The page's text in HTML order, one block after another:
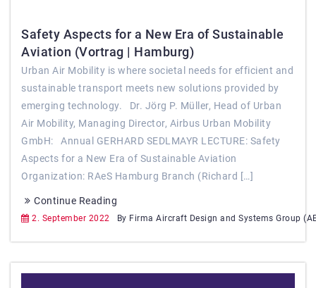
Safety Aspects for a New Era of Sustainable
Aviation (Vortrag | Hamburg)
Urban Air Mobility is where societal needs for efficient and
sustainable transport meets new solutions provided by
emerging technology. Dr. Jörg P. Müller, Head of Urban
Air Mobility, Managing Director, Airbus Urban Mobility
GmbH: Annual GERHARD SEDLMAYR LECTURE: Safety
Aspects for a New Era of Sustainable Aviation
Organization: RAeS Hamburg Branch (Richard […]
Continue Reading
2. September 2022 By Firma Aircraft Design and Systems Group